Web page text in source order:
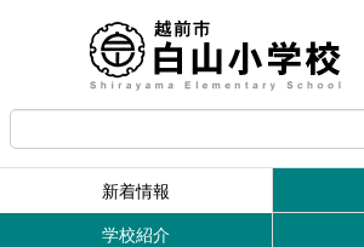
新着情報
学校紹介